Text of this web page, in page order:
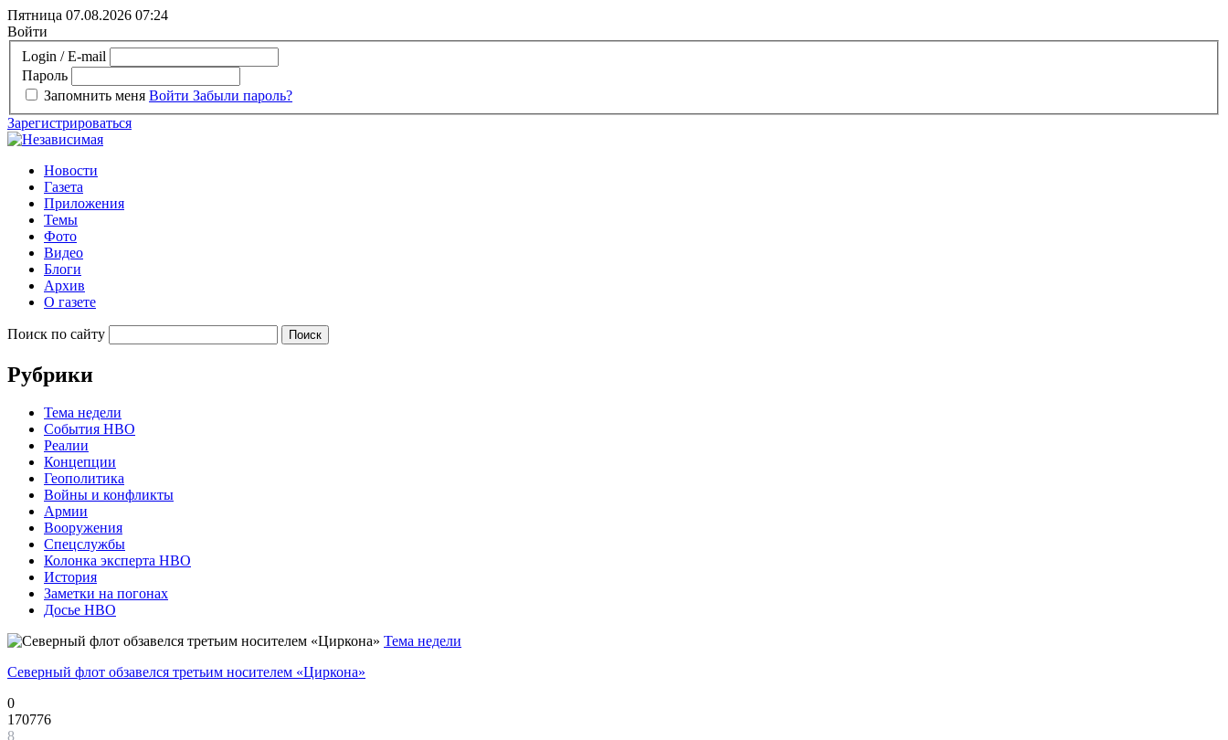
Пятница 07.08.2026 07:24
Войти
Login / E-mail
Пароль
Запомнить меня Войти Забыли пароль?
Зарегистрироваться
Новости
Газета
Приложения
Темы
Фото
Видео
Блоги
Архив
О газете
Поиск по сайту
Рубрики
Тема недели
События НВО
Реалии
Концепции
Геополитика
Войны и конфликты
Армии
Вооружения
Спецслужбы
Колонка эксперта НВО
История
Заметки на погонах
Досье НВО
Тема недели
Северный флот обзавелся третьим носителем «Циркона»
0
170776
8